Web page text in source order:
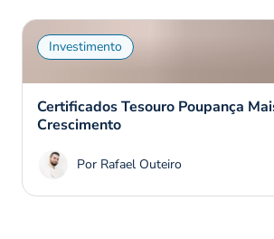
Investimento
Certificados Tesouro Poupança
Crescimento
Por Rafael Outeiro